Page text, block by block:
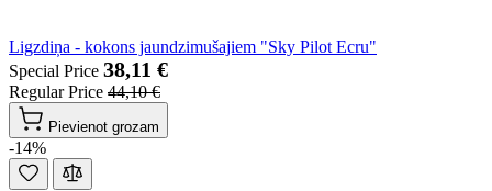
Ligzdiņa - kokons jaundzimušajiem "Sky Pilot Ecru"
Special Price 38,11 €
Regular Price 44,10 €
Pievienot grozam
-14%